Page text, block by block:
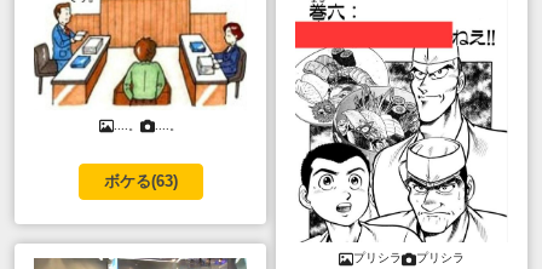
ボケる(63)
プリシラ プリシラ